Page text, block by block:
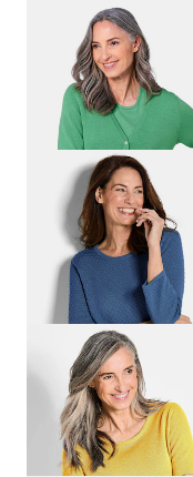
GOLDNER
Strickjacke aus reiner
89,95 €
+ 2
GOLDNER
Strickpullover mit
39,95 €59,95 €
+ 1
GOLDNER
39,95 €59,95 €
+ 2